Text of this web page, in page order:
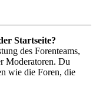
Startseite?
des Forenteams,
Moderatoren. Du
wie die Foren, die